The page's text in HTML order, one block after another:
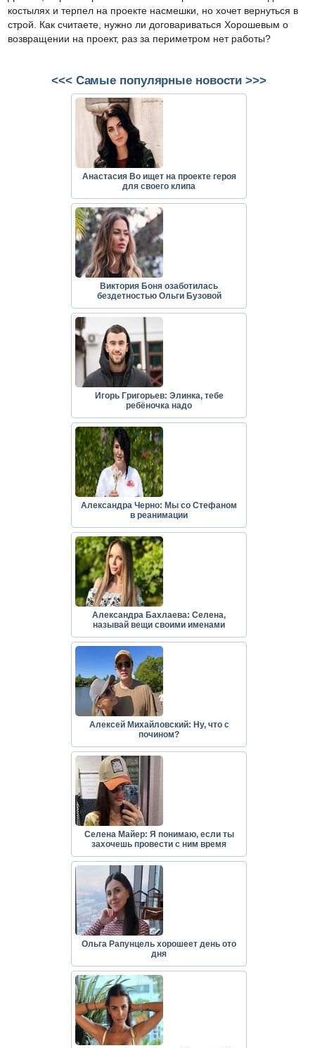
костылях и терпел на проекте насмешки, но хочет вернуться в
строй. Как считаете, нужно ли договариваться Хорошевым о
возвращении на проект, раз за периметром нет работы?
<<< Самые популярные новости >>>
Анастасия Во ищет на проекте героя
для своего клипа
Виктория Боня озаботилась
бездетностью Ольги Бузовой
Игорь Григорьев: Элинка, тебе
ребёночка надо
Александра Черно: Мы со Стефаном
в реанимации
Александра Бахлаева: Селена,
называй вещи своими именами
Алексей Михайловский: Ну, что с
почином?
Селена Майер: Я понимаю, если ты
захочешь провести с ним время
Ольга Рапунцель хорошеет день ото
дня